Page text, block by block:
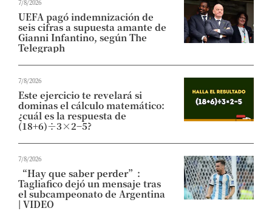
7/8/2026
UEFA pagó indemnización de
seis cifras a supuesta amante de
Gianni Infantino, según The
Telegraph
7/8/2026
Este ejercicio te revelará si
dominas el cálculo matemático:
¿cuál es la respuesta de
(18+6)÷3×2−5?
7/8/2026
“Hay que saber perder”:
Tagliafico dejó un mensaje tras
el subcampeonato de Argentina
| VIDEO